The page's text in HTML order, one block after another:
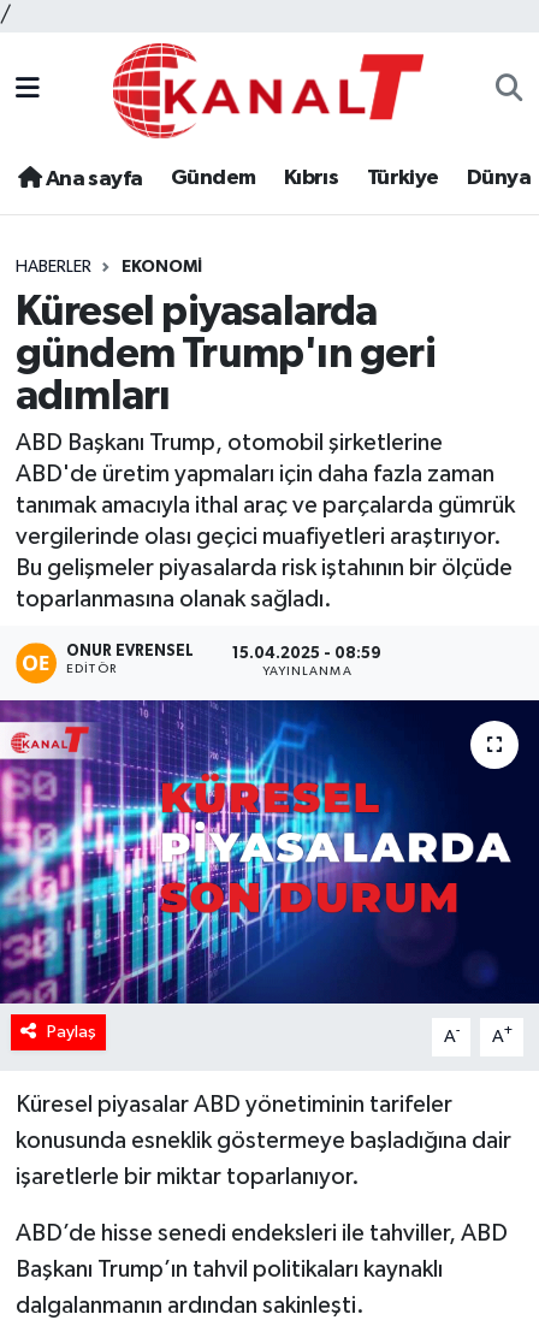
/
Ana sayfa Gündem Kıbrıs Türkiye Dünya
HABERLER EKONOMI
Küresel piyasalarda
gündem Trump'ın geri
adımları
ABD Başkanı Trump, otomobil şirketlerine
ABD'de üretim yapmaları için daha fazla zaman
tanımak amacıyla ithal araç ve parçalarda gümrük
vergilerinde olası geçici muafiyetleri araştırıyor.
Bu gelişmeler piyasalarda risk iştahının bir ölçüde
toparlanmasına olanak sağladı.
ONUR EVRENSEL
EDITÖR
15.04.2025 - 08:59
YAYINLANMA
Paylaş A- A+
Küresel piyasalar ABD yönetiminin tarifeler
konusunda esneklik göstermeye başladığına dair
işaretlerle bir miktar toparlanıyor.
ABD’de hisse senedi endeksleri ile tahviller, ABD
Başkanı Trump’ın tahvil politikaları kaynaklı
dalgalanmanın ardından sakinleşti.